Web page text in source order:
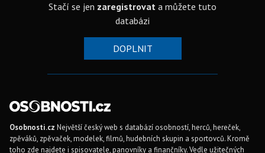
Stačí se jen zaregistrovat a můžete tuto
databázi
DOPLNIT
Osobnosti.cz Největší český web s databází osobností, herců, hereček,
zpěváků, zpěvaček, modelek, filmů, hudebních skupin a sportovců. Kromě
toho zde najdete i spisovatele, panovníky a finančníky. Vedle užitečných